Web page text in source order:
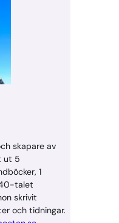
skapare av
ut 5
1
talet
skrivit
och tidningar.